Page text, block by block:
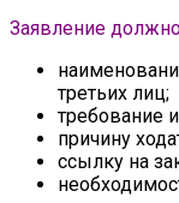
Заявление
третьих лиц;
требование
причину
ссылку на